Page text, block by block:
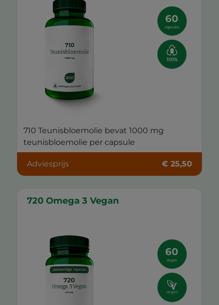
60
capsules
710 Teunisbloemolie bevat 1000 mg
teunisbloemolie per capsule
Adviesprijs € 25,50
720 Omega 3 Vegan
60
vegan
vegan